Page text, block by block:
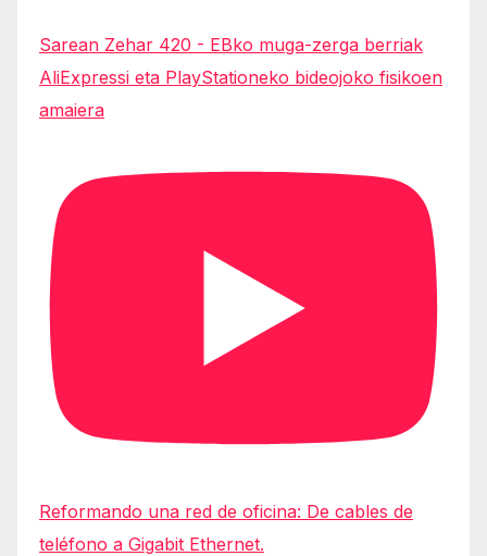
Sarean Zehar 420 - EBko muga-zerga berriak
AliExpressi eta PlayStationeko bideojoko fisikoen
amaiera
Reformando una red de oficina: De cables de
teléfono a Gigabit Ethernet.